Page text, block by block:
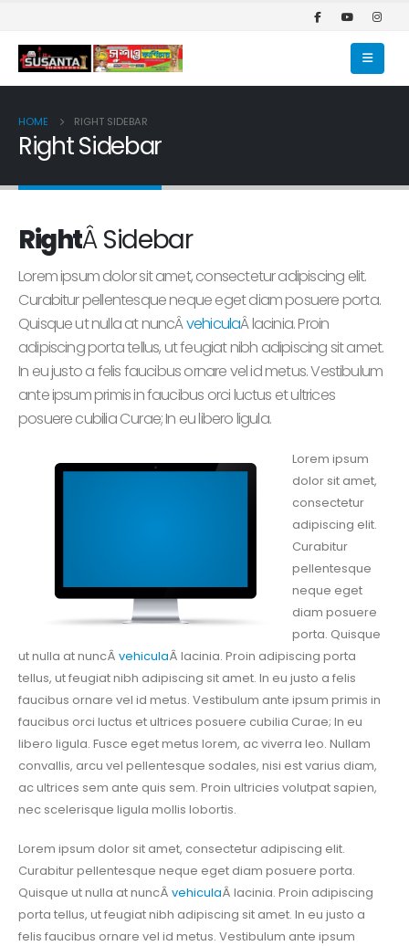
HOME RIGHT SIDEBAR
Right Sidebar
RightÂSidebar
Lorem ipsum dolor sit amet, consectetur adipiscing elit.
Curabitur pellentesque neque eget diam posuere porta.
Quisque ut nulla at nuncÂvehiculaÂ lacinia. Proin
adipiscing porta tellus, ut feugiat nibh adipiscing sit amet.
In eu justo a felis faucibus ornare vel id metus. Vestibulum
ante ipsum primis in faucibus orci luctus et ultrices
posuere cubilia Curae; In eu libero ligula.
Lorem ipsum
dolor sit amet,
consectetur
adipiscing elit.
Curabitur
pellentesque
neque eget
diam posuere
porta. Quisque
ut nulla at nuncÂ vehiculaÂ lacinia. Proin adipiscing porta
tellus, ut feugiat nibh adipiscing sit amet. In eu justo a felis
faucibus ornare vel id metus. Vestibulum ante ipsum primis in
faucibus orci luctus et ultrices posuere cubilia Curae; In eu
libero ligula. Fusce eget metus lorem, ac viverra leo. Nullam
convallis, arcu vel pellentesque sodales, nisi est varius diam,
ac ultrices sem ante quis sem. Proin ultricies volutpat sapien,
nec scelerisque ligula mollis lobortis.
Lorem ipsum dolor sit amet, consectetur adipiscing elit.
Curabitur pellentesque neque eget diam posuere porta.
Quisque ut nulla at nuncÂ vehiculaÂ lacinia. Proin adipiscing
porta tellus, ut feugiat nibh adipiscing sit amet. In eu justo a
felis faucibus ornare vel id metus. Vestibulum ante ipsum